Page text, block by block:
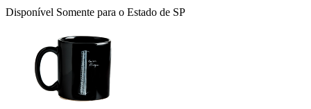
Disponível Somente para o Estado de SP